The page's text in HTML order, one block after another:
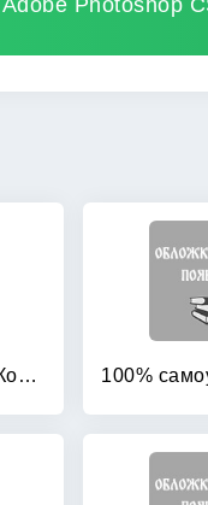
Photoshop
100% Photoshop: Коллажи без фотографий